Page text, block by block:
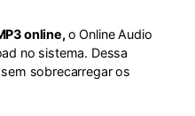
online, o Online Audio
no sistema. Dessa
sobrecarregar os